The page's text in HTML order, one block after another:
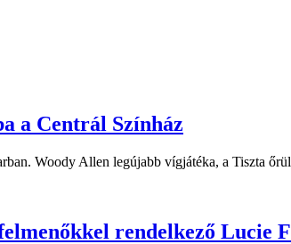
a Centrál Színház
Woody Allen legújabb vígjátéka, a Tiszta
rendelkező Lucie